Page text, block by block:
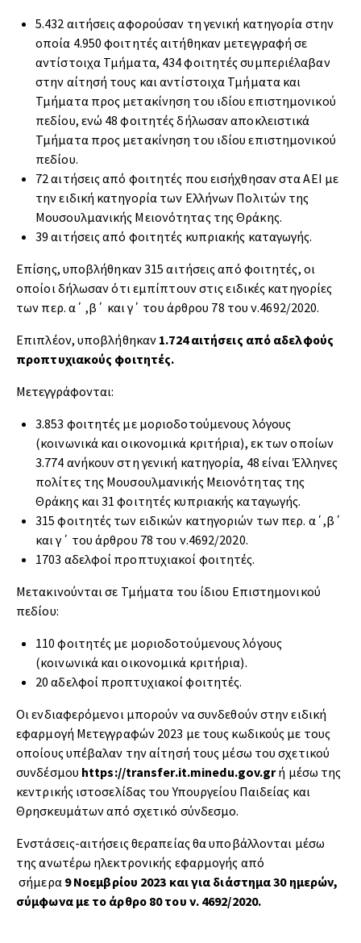
5.432 αιτήσεις αφορούσαν τη γενική κατηγορία στην
οποία 4.950 φοιτητές αιτήθηκαν μετεγγραφή σε
αντίστοιχα Τμήματα, 434 φοιτητές συμπεριέλαβαν
στην αίτησή τους και αντίστοιχα Τμήματα και
Τμήματα προς μετακίνηση του ιδίου επιστημονικού
πεδίου, ενώ 48 φοιτητές δήλωσαν αποκλειστικά
Τμήματα προς μετακίνηση του ιδίου επιστημονικού
πεδίου.
72 αιτήσεις από φοιτητές που εισήχθησαν στα ΑΕΙ με
την ειδική κατηγορία των Ελλήνων Πολιτών της
Μουσουλμανικής Μειονότητας της Θράκης.
39 αιτήσεις από φοιτητές κυπριακής καταγωγής.
Επίσης, υποβλήθηκαν 315 αιτήσεις από φοιτητές, οι
οποίοι δήλωσαν ότι εμπίπτουν στις ειδικές κατηγορίες
των περ. α΄ ,β΄ και γ΄ του άρθρου 78 του ν.4692/2020.
Επιπλέον, υποβλήθηκαν 1.724 αιτήσεις από αδελφούς
προπτυχιακούς φοιτητές.
Μετεγγράφονται:
3.853 φοιτητές με μοριοδοτούμενους λόγους
(κοινωνικά και οικονομικά κριτήρια), εκ των οποίων
3.774 ανήκουν στη γενική κατηγορία, 48 είναι Έλληνες
πολίτες της Μουσουλμανικής Μειονότητας της
Θράκης και 31 φοιτητές κυπριακής καταγωγής.
315 φοιτητές των ειδικών κατηγοριών των περ. α΄,β΄
και γ΄ του άρθρου 78 του ν.4692/2020.
1703 αδελφοί προπτυχιακοί φοιτητές.
Μετακινούνται σε Τμήματα του ίδιου Επιστημονικού
πεδίου:
110 φοιτητές με μοριοδοτούμενους λόγους
(κοινωνικά και οικονομικά κριτήρια).
20 αδελφοί προπτυχιακοί φοιτητές.
Οι ενδιαφερόμενοι μπορούν να συνδεθούν στην ειδική
εφαρμογή Μετεγγραφών 2023 με τους κωδικούς με τους
οποίους υπέβαλαν την αίτησή τους μέσω του σχετικού
συνδέσμου https://transfer.it.minedu.gov.grή μέσω της
κεντρικής ιστοσελίδας του Υπουργείου Παιδείας και
Θρησκευμάτων από σχετικό σύνδεσμο.
Ενστάσεις-αιτήσεις θεραπείας θα υποβάλλονται μέσω
της ανωτέρω ηλεκτρονικής εφαρμογής από
σήμερα 9 Νοεμβρίου 2023 και για διάστημα 30 ημερών,
σύμφωνα με το άρθρο 80 του ν. 4692/2020.